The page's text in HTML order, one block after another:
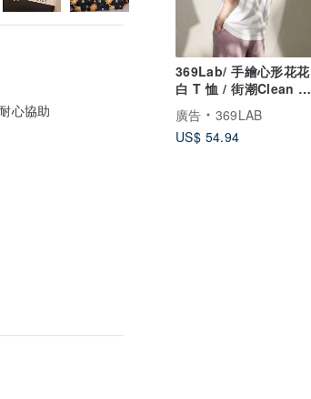
369Lab/ 手繪心形花花
白 T 恤 / 街潮Clean Fit
合體版型/ 短袖
廣告
369LAB
US$ 54.94
心協助